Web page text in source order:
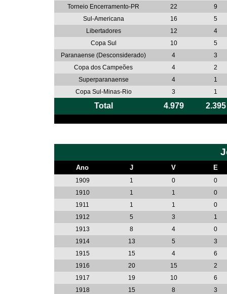
Torneio Encerramento-PR
22
9
Sul-Americana
16
5
Libertadores
12
4
Copa Sul
10
5
Paranaense (Desconsiderado)
4
3
Copa dos Campeões
4
2
Superparanaense
4
1
Copa Sul-Minas-Rio
3 1
Total 4.979 2.395
Ano J V E
1909 1 0
0
1910
1 1
0
1911
1 1
0
1912
5 3
1
1913
8 4
0
1914
13 5
3
1915
15 4
6
1916
20 15
2
1917
19 10
6
1918
15 8
3